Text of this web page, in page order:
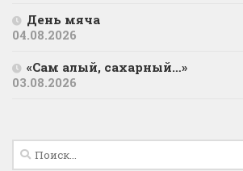
День мяча
04.08.2026
«Сам алый, сахарный…»
03.08.2026
Найти: